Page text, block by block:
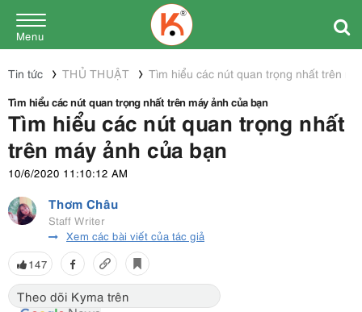
Menu
Tin tức THỦ THUẬT
Tìm hiểu các nút quan trọng nhất trên
Tìm hiểu các nút quan trọng nhất trên máy ảnh của bạn
Tìm hiểu các nút quan trọng nhất
trên máy ảnh của bạn
10/6/2020 11:10:12 AM
Thơm Châu
Staff Writer
Xem các bài viết của tác giả
147
Theo dõi Kyma trên